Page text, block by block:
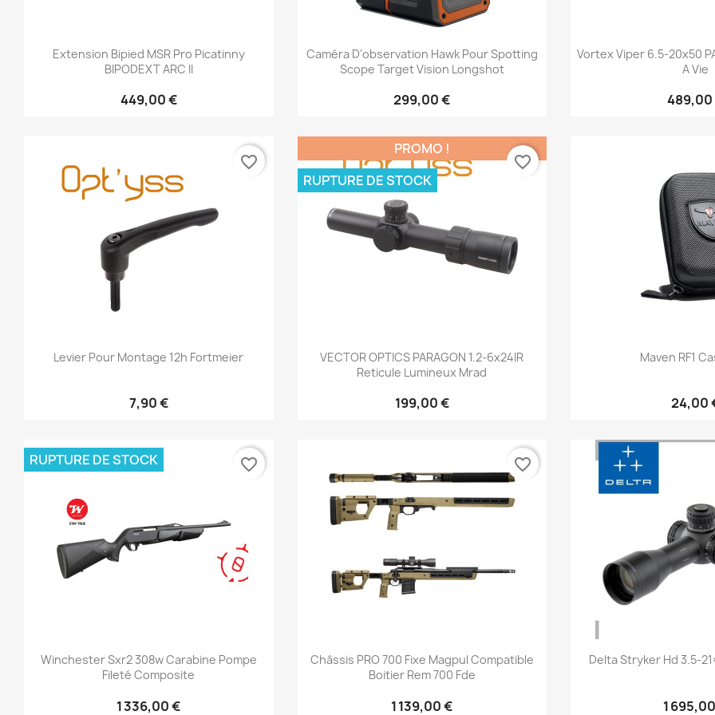
Aperçu rapide
Extension Bipied MSR Pro Picatinny
BIPODEXT ARC II
449,00 €
Aperçu rapide
Caméra D'observation Hawk Pour Spotting
Scope Target Vision Longshot
299,00 €
Aperçu
Vortex Viper 6.5-20x50 PA Ret
A Vie
489,00
Aperçu rapide
Levier Pour Montage 12h Fortmeier
7,90 €
favorite_border
Aperçu rapide
VECTOR OPTICS PARAGON 1.2-6x24IR
Reticule Lumineux Mrad
199,00 €
PROMO !
RUPTURE DE STOCK
favorite_border
Aperçu
Maven RF1
24,00
Aperçu rapide
Winchester Sxr2 308w Carabine Pompe
Fileté Composite
1 336,00 €
RUPTURE DE STOCK favorite_border
Aperçu rapide
Châssis PRO 700 Fixe Magpul Compatible
Boitier Rem 700 Fde
1 139,00 €
favorite_border
Aperçu
Delta Stryker Hd 3.5-
1